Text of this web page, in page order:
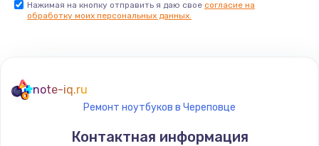
Нажимая на кнопку отправить я даю свое согласие на
обработку моих персональных данных.
note-iq.ru
Ремонт ноутбуков в Череповце
Контактная информация